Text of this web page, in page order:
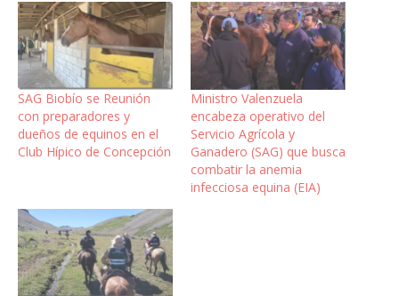
SAG Biobío se Reunión
con preparadores y
dueños de equinos en el
Club Hípico de Concepción
Ministro Valenzuela
encabeza operativo del
Servicio Agrícola y
Ganadero (SAG) que busca
combatir la anemia
infecciosa equina (EIA)